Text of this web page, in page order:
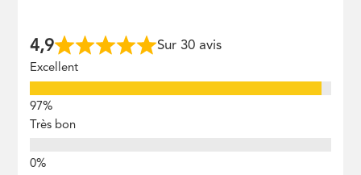
4,9 Sur 30 avis
Excellent
Très bon